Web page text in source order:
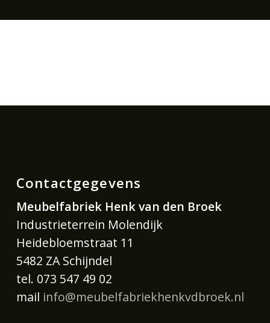
Contactgegevens
Meubelfabriek Henk van den Broek
Industrieterrein Molendijk
Heidebloemstraat 11
5482 ZA Schijndel
tel. 073 547 49 02
mail info@meubelfabriekhenkvdbroek.nl